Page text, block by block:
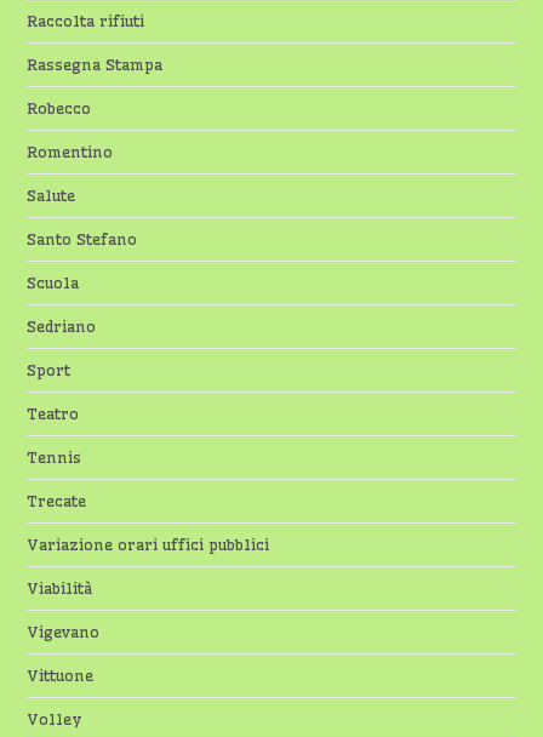
Raccolta rifiuti
Rassegna Stampa
Robecco
Romentino
Salute
Santo Stefano
Scuola
Sedriano
Sport
Teatro
Tennis
Trecate
Variazione orari uffici pubblici
Viabilità
Vigevano
Vittuone
Volley